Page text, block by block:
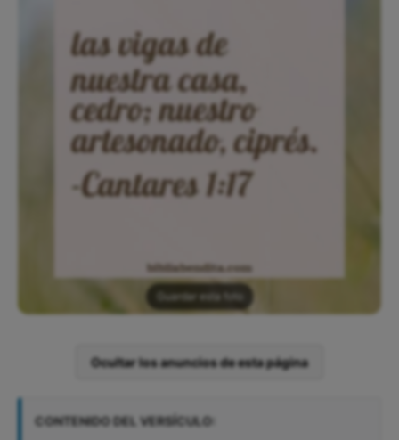
Guardar esta foto
Ocultar los anuncios de esta página
CONTENIDO DEL VERSÍCULO: